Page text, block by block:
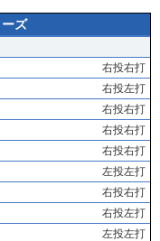
ズ
右投右打
右投左打
右投右打
右投右打
右投右打
左投左打
右投右打
右投左打
左投左打